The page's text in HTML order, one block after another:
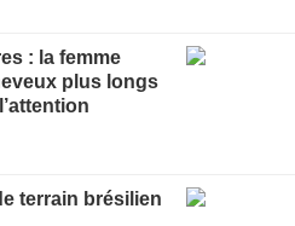
: la femme
plus longs
terrain brésilien